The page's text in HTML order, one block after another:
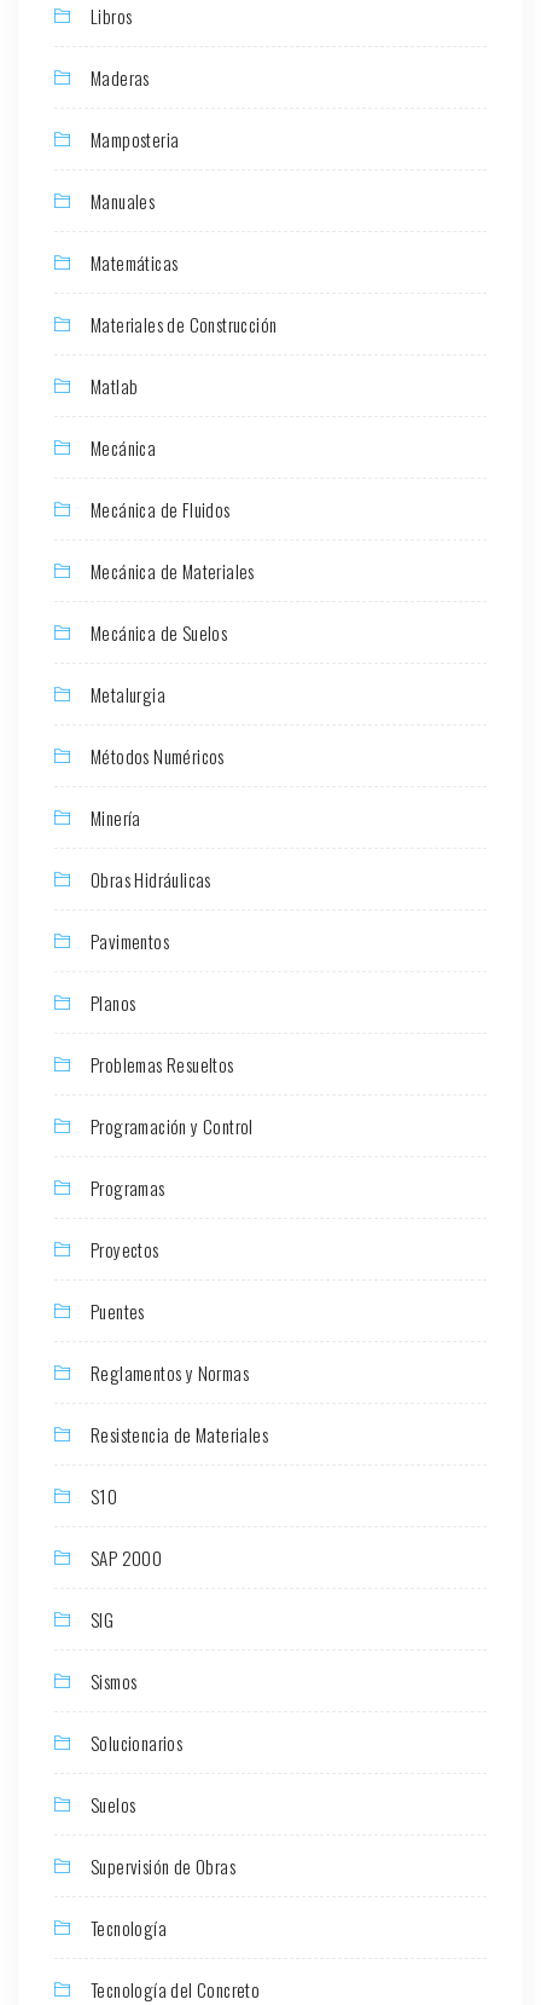
Libros
Maderas
Mamposteria
Manuales
Matemáticas
Materiales de Construcción
Matlab
Mecánica
Mecánica de Fluidos
Mecánica de Materiales
Mecánica de Suelos
Metalurgia
Métodos Numéricos
Minería
Obras Hidráulicas
Pavimentos
Planos
Problemas Resueltos
Programación y Control
Programas
Proyectos
Puentes
Reglamentos y Normas
Resistencia de Materiales
S10
SAP 2000
SIG
Sismos
Solucionarios
Suelos
Supervisión de Obras
Tecnología
Tecnología del Concreto